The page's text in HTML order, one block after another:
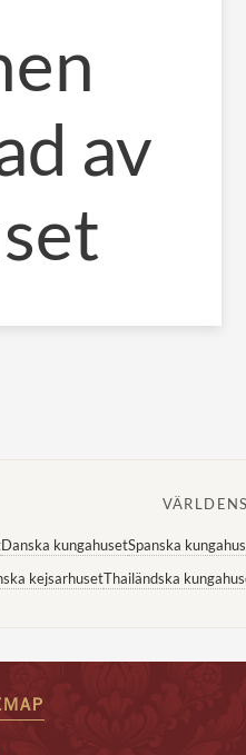
av
Danska kungahusetSpanska
kejsarhusetThailändska